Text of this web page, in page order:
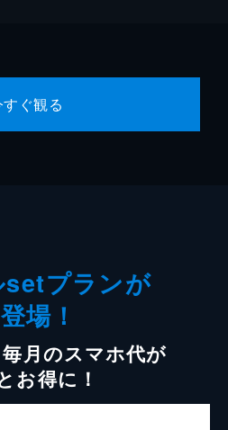
すぐ観る
setプランが
場！
月のスマホ代が
お得に！